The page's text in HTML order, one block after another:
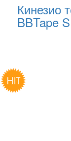
Кинезио
BBTape